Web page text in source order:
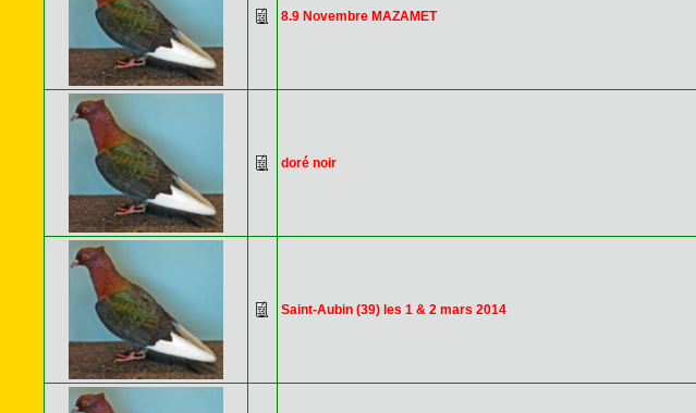
8.9 Novembre MAZAMET
doré noir
Saint-Aubin (39) les 1 & 2 mars 2014